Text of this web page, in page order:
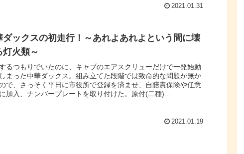
2021.01.31
ダックスの初走行！～あれよあれよという間に壊
灯火類～
るつもりでいたのに、キャブのエアスクリューだけで一発始動
まった中華ダックス。組み立てた段階では致命的な問題が無か
で、さっそく平日に市役所で登録を済ませ、自賠責保険や任意
加入、ナンバープレートを取り付けた。原付(二種)...
2021.01.19